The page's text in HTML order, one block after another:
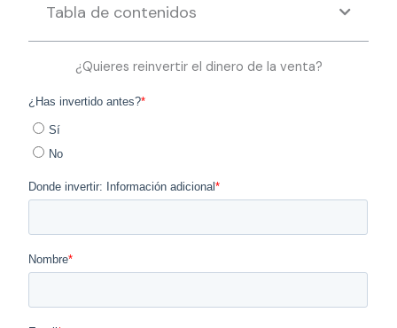
Tabla de contenidos
¿Quieres reinvertir el dinero de la venta?